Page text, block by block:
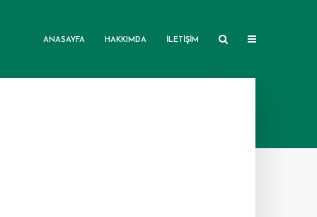
ANASAYFA HAKKIMDA İLETIŞIM